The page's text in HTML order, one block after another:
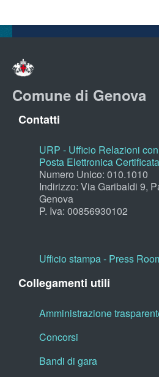
Comune di Genova
Contatti
URP - Ufficio Relazioni
Posta Elettronica Certificata
Numero Unico: 010.1010
Indirizzo: Via Garibaldi 9,
Genova
P. Iva: 00856930102
Ufficio stampa - Press
Collegamenti utili
Amministrazione
Concorsi
Bandi di gara